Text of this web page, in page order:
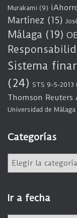
Murakami (9)
Martínez (15)
Málaga (19)
Sistema
(24) STS 9-5-2013
Thomson Reuters
Universidad de Málaga
Categorías
e
g
o
Ir a fecha